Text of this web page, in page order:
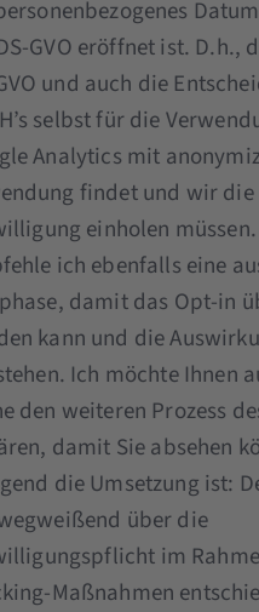
GVO eröffnet ist. D.h.,
und auch die
selbst für die
Analytics mit
findet und wir die
einholen
ich ebenfalls eine
damit das Opt-in
kann und die
Ich möchte Ihnen
den weiteren Prozess
damit Sie absehen
die Umsetzung ist:
über die
im
Maßnahmen